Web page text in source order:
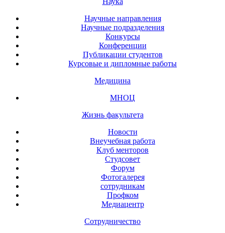
Научные направления
Научные подразделения
Конкурсы
Конференции
Публикации студентов
Курсовые и дипломные работы
Медицина
МНОЦ
Жизнь факультета
Новости
Внеучебная работа
Клуб менторов
Студсовет
Форум
Фотогалерея
сотрудникам
Профком
Медиацентр
Сотрудничество